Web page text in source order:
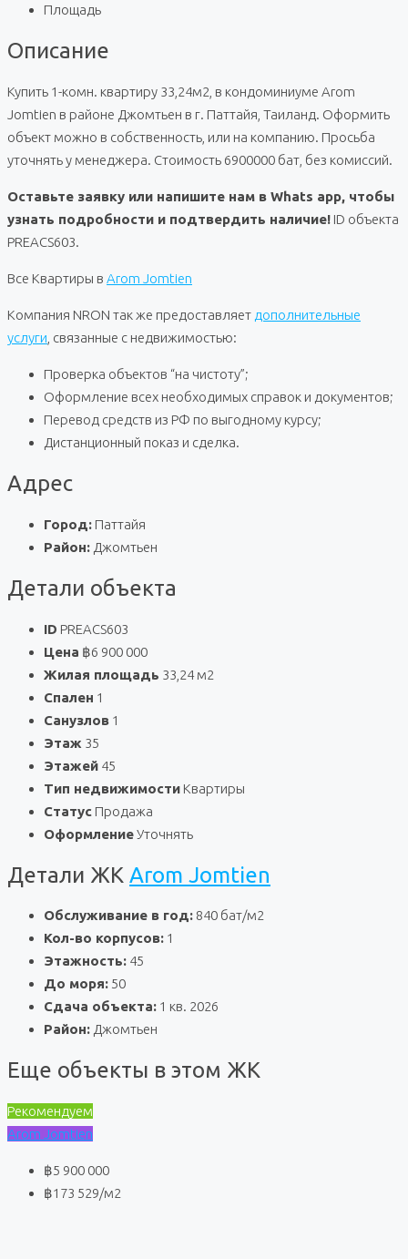
Площадь
Описание
Купить 1-комн. квартиру 33,24м2, в кондоминиуме Arom
Jomtien в районе Джомтьен в г. Паттайя, Таиланд. Оформить
объект можно в собственность, или на компанию. Просьба
уточнять у менеджера. Стоимость 6900000 бат, без комиссий.
Оставьте заявку или напишите нам в Whats app, чтобы
узнать подробности и подтвердить наличие! ID объекта
PREACS603.
Все Квартиры в Arom Jomtien
Компания NRON так же предоставляет дополнительные
услуги , связанные с недвижимостью:
Проверка объектов “на чистоту”;
Оформление всех необходимых справок и документов;
Перевод средств из РФ по выгодному курсу;
Дистанционный показ и сделка.
Адрес
Город: Паттайя
Район: Джомтьен
Детали объекта
ID PREACS603
Цена ฿6 900 000
Жилая площадь 33,24 м2
Спален 1
Санузлов 1
Этаж 35
Этажей 45
Тип недвижимости Квартиры
Статус Продажа
ОформлениеУточнять
Детали ЖК Arom Jomtien
Обслуживание в год: 840 бат/м2
Кол-во корпусов: 1
Этажность: 45
До моря: 50
Сдача объекта: 1 кв. 2026
Район: Джомтьен
Еще объекты в этом ЖК
Рекомендуем
Arom Jomtien
฿5 900 000
฿173 529/м2